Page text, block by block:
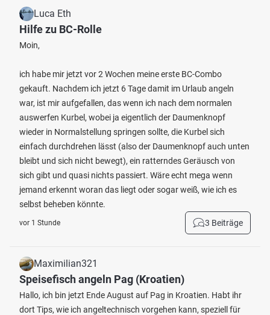
Luca Eth
Hilfe zu BC-Rolle
Moin,
ich habe mir jetzt vor 2 Wochen meine erste BC-Combo
gekauft. Nachdem ich jetzt 6 Tage damit im Urlaub angeln
war, ist mir aufgefallen, das wenn ich nach dem normalen
auswerfen Kurbel, wobei ja eigentlich der Daumenknopf
wieder in Normalstellung springen sollte, die Kurbel sich
einfach durchdrehen lässt (also der Daumenknopf auch unten
bleibt und sich nicht bewegt), ein ratterndes Geräusch von
sich gibt und quasi nichts passiert. Wäre echt mega wenn
jemand erkennt woran das liegt oder sogar weiß, wie ich es
selbst beheben könnte.
vor 1 Stunde 3 Beiträge
Maximilian321
Speisefisch angeln Pag (Kroatien)
Hallo, ich bin jetzt Ende August auf Pag in Kroatien. Habt ihr
dort Tips, wie ich angeltechnisch vorgehen kann, speziell für